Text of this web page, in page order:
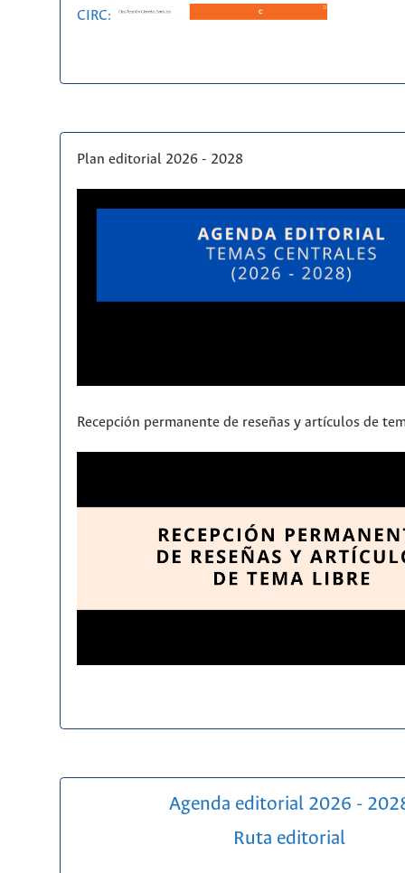
CIRC:
Plan editorial 2026 - 2028
Recepción permanente de reseñas y artículos de
Agenda editorial 2026 -
Ruta editorial